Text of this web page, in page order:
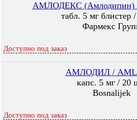
АМЛОДЕКС (Амлодипин)
табл. 5 мг блистер
Фармекс
Доступно под заказ
АМЛОДИЛ /
капс. 5 мг / 20
Bosnalijek
Доступно под заказ